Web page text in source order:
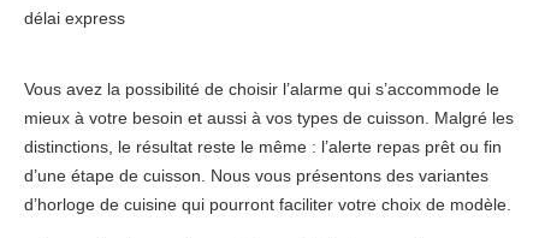
délai express
Vous avez la possibilité de choisir l’alarme qui s’accommode le
mieux à votre besoin et aussi à vos types de cuisson. Malgré les
distinctions, le résultat reste le même : l’alerte repas prêt ou fin
d’une étape de cuisson. Nous vous présentons des variantes
d’horloge de cuisine qui pourront faciliter votre choix de modèle.